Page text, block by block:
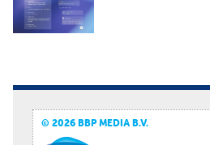
© 2026 BBP MEDIA B.V.